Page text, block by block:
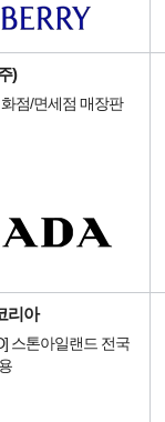
)
점/면세점 매장판
리아
스톤아일랜드 전국